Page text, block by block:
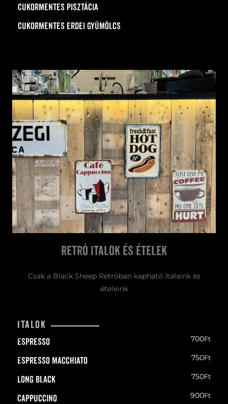
Cukormentes pisztácia
Cukormentes erdei gyümölcs
Retró italok és ételek
Csak a Black Sheep Retróban kapható italaink és
ételeink
Italok
Espresso 700Ft
Espresso macchiato 750Ft
Long Black 750Ft
Cappuccino 900Ft